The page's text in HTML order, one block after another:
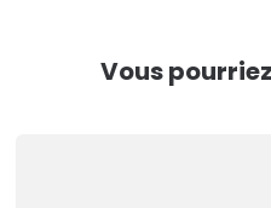
Vous